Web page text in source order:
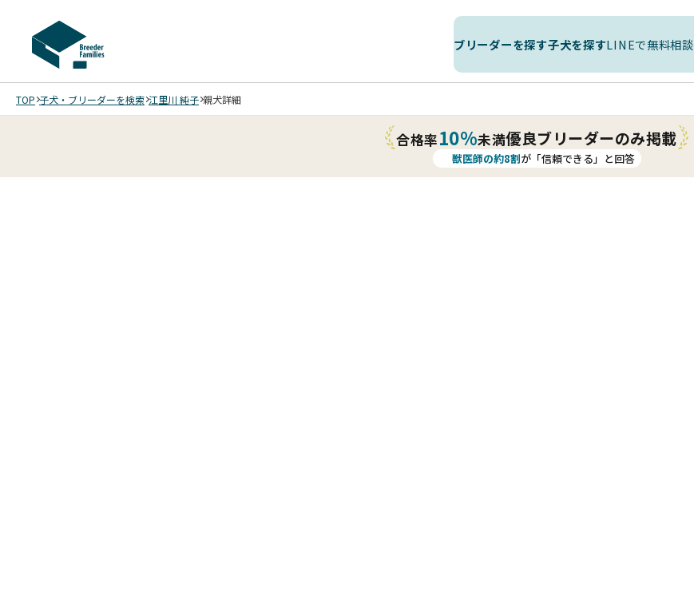
ブリーダーを探す子犬を探すLINEで無料相談
TOP 子犬・ブリーダーを検索 江里川 純子 親犬詳細
合格率10%未満優良ブリーダーのみ掲載
獣医師の約8割が「信頼できる」と回答